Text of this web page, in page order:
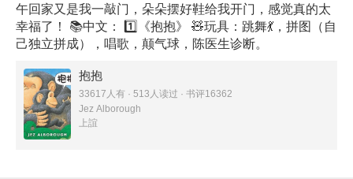
午回家又是我一敲门，朵朵摆好鞋给我开门，感觉真的太
幸福了！ 📚中文： 1️⃣《抱抱》 🧸玩具：跳舞💃，拼图（自
己独立拼成），唱歌，颠气球，陈医生诊断。
抱抱
33617人有 · 513人读过 · 书评16362
Jez Alborough
上誼